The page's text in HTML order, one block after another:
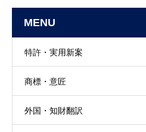
MENU
特許・実用新案
商標・意匠
外国・知財翻訳